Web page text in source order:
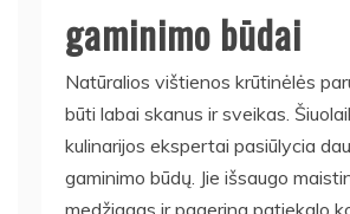
gaminimo būdai
Natūralios vištienos krūtinėlės
būti labai skanus ir sveikas.
kulinarijos ekspertai pasiūlycia
gaminimo būdų. Jie išsaugo